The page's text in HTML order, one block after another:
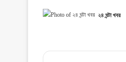
২৪ ঘন্টা খবর